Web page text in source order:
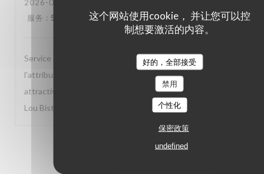
这个网站使用cookie， 并让您可以控
制想要激活的内容。
好的，全部接受
禁用
个性化
保密政策
undefined
2026-05-26
服务 : 5 5/5 菜单: 5/5 质价比: 5 /5
Service attentionné et très sympa tout le long, de
l'attribution d'une table à l'accueil et aus service. Carte
attractive et cuisine fine. Toujours un plaisir de venir chez
Lou Bistrot.
3